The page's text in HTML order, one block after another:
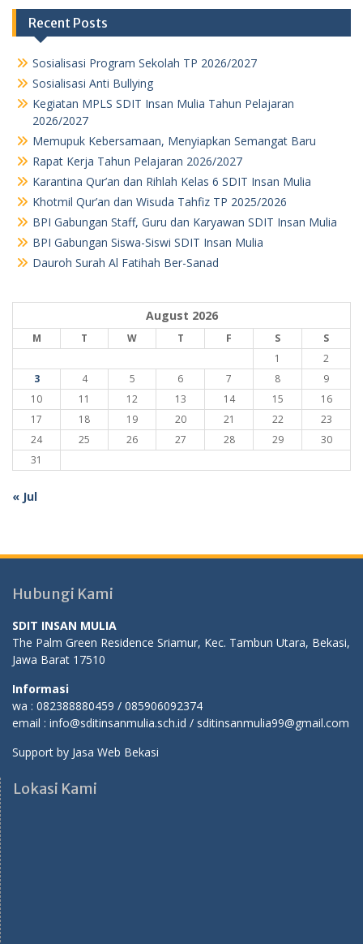
Recent Posts
Sosialisasi Program Sekolah TP 2026/2027
Sosialisasi Anti Bullying
Kegiatan MPLS SDIT Insan Mulia Tahun Pelajaran
2026/2027
Memupuk Kebersamaan, Menyiapkan Semangat Baru
Rapat Kerja Tahun Pelajaran 2026/2027
Karantina Qur’an dan Rihlah Kelas 6 SDIT Insan Mulia
Khotmil Qur’an dan Wisuda Tahfiz TP 2025/2026
BPI Gabungan Staff, Guru dan Karyawan SDIT Insan Mulia
BPI Gabungan Siswa-Siswi SDIT Insan Mulia
Dauroh Surah Al Fatihah Ber-Sanad
August 2026
M T W T F S
S
1
2
3
4 5 6 7 8
9
10
11 12 13 14 15
16
17
18 19 20 21 22
23
24
25 26 27 28 29
30
31
« Jul
Hubungi Kami
SDIT INSAN MULIA
The Palm Green Residence Sriamur, Kec. Tambun Utara, Bekasi,
Jawa Barat 17510
Informasi
wa : 082388880459 / 085906092374
email : info@sditinsanmulia.sch.id / sditinsanmulia99@gmail.com
Support by Jasa Web Bekasi
Lokasi Kami